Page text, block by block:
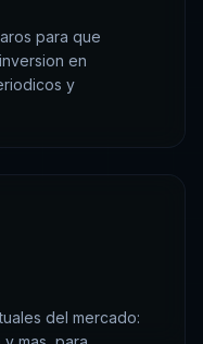
para que
en
y
del mercado: